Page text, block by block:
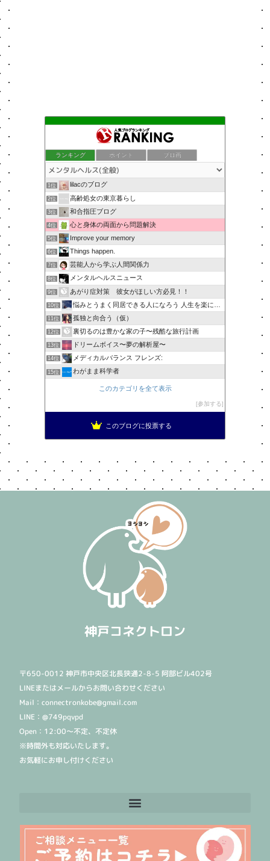
ランキング ポイント ブロ画
1位 lilacのブログ
2位 高齢処女の東京暮らし
3位 和合指圧ブログ
4位 心と身体の両面から問題解決
5位 Improve your memory
6位 Things happen.
7位 芸能人から学ぶ人間関係力
8位 メンタルヘルスニュース
9位 あがり症対策 彼女がほしい方必見！！
10位 悩みとうまく同居できる人になろう 人生を楽に生きる簡単な…
11位 孤独と向合う（仮）
12位 裏切るのは豊かな家の子〜残酷な旅行計画
13位 ドリームボイス〜夢の解析屋〜
14位 メディカルバランス フレンズ:
15位 わがまま科学者
このカテゴリを全て表示
参加する
このブログに投票する
神戸コネクトロン
〒650-0012 神戸市中央区北長狭通2-8-5 阿部ビル402号
LINEまたはメールからお問い合わせください
Mail：connectronkobe@gmail.com
LINE：@749pqvpd
Open：12:00〜不定、不定休
※時間外も対応いたします。
お気軽にお申し付けください